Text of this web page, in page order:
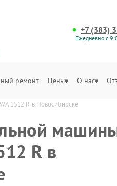
+7 (383)
Ежедневно с
ремонт Цены О нас
1512 R в Новосибирске
R в